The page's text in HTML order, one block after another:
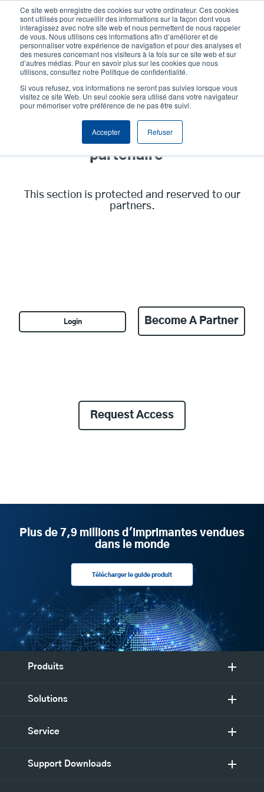
Ce site web enregistre des cookies sur votre ordinateur. Ces cookies
sont utilisés pour recueillir des informations sur la façon dont vous
interagissez avec notre site web et nous permettent de nous rappeler
de vous. Nous utilisons ces informations afin d’améliorer et de
personnaliser votre expérience de navigation et pour des analyses et
des mesures concernant nos visiteurs à la fois sur ce site web et sur
d’autres médias. Pour en savoir plus sur les cookies que nous
utilisons, consultez notre Politique de confidentialité.
Si vous refusez, vos informations ne seront pas suivies lorsque vous
visitez ce site Web. Un seul cookie sera utilisé dans votre navigateur
pour mémoriser votre préférence de ne pas être suivi.
Accepter Refuser
contenu
principal
User
account
menu
User
Header
Sélecteur de produits Tech Support
Contacter le service commercial
Bienvenue sur notre portail
partenaire
This section is protected and reserved to our
partners.
Login Become A Partner
Request Access
Plus de 7,9 millions d'imprimantes vendues
dans le monde
Télécharger le guide produit
Produits
Solutions
Service
Support Downloads